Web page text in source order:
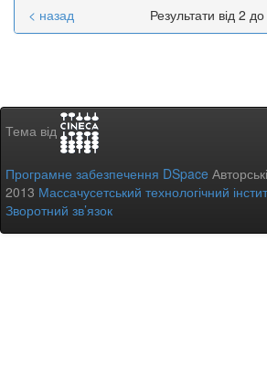
Результати від 2 до
< назад
Тема від
Програмне забезпечення DSpace
2013 Массачусетський технологічний
Зворотний зв’язок